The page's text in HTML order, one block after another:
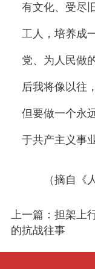
有文化、受尽
工人，培养成
党、为人民做
后我将像以往
但要做一个永
于共产主义事
（摘自《人
上一篇：担架
的抗战往事